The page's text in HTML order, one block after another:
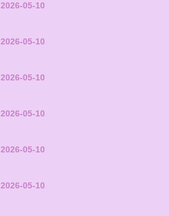
2026-05-10
2026-05-10
2026-05-10
2026-05-10
2026-05-10
2026-05-10